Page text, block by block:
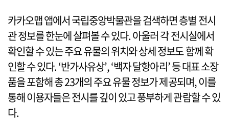
카카오맵 앱에서 국립중앙박물관을 검색하면 층별 전시
관 정보를 한눈에 살펴볼 수 있다. 아울러 각 전시실에서
확인할 수 있는 주요 유물의 위치와 상세 정보도 함께 확
인할 수 있다. ‘반가사유상’, ‘백자 달항아리’ 등 대표 소장
품을 포함해 총 23개의 주요 유물 정보가 제공되며, 이를
통해 이용자들은 전시를 깊이 있고 풍부하게 관람할 수 있
다.